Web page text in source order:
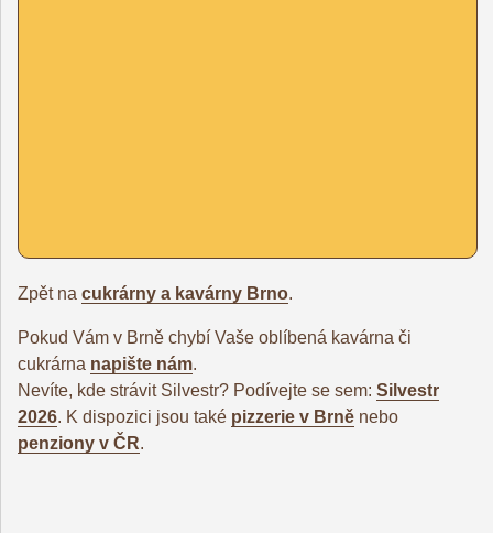
Zpět na cukrárny a kavárny Brno.
Pokud Vám v Brně chybí Vaše oblíbená kavárna či
cukrárna napište nám.
Nevíte, kde strávit Silvestr? Podívejte se sem: Silvestr
2026. K dispozici jsou také pizzerie v Brně nebo
penziony v ČR.